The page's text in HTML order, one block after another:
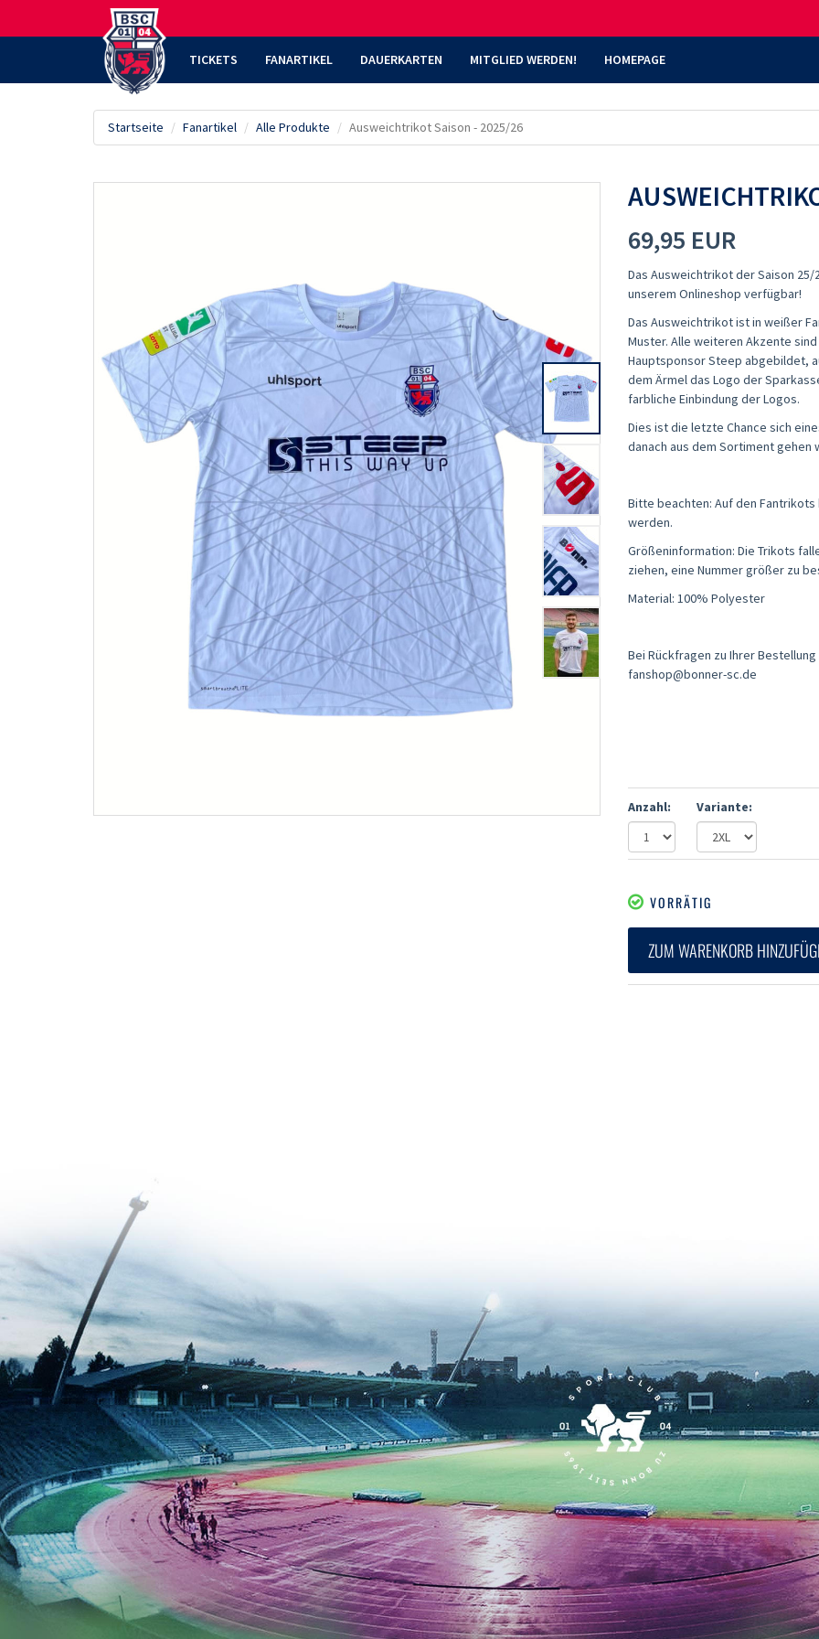
TICKETS FANARTIKEL DAUERKARTEN MITGLIED WERDEN! HOMEPAGE
Startseite Fanartikel Alle Produkte Ausweichtrikot Saison - 2025/26
69,95 EUR
Das Ausweichtrikot der Saison
unserem Onlineshop verfügbar!
Das Ausweichtrikot ist in weißer
Muster. Alle weiteren Akzente
Hauptsponsor Steep abgebildet,
dem Ärmel das Logo der
farbliche Einbindung der Logos.
Dies ist die letzte Chance sich
danach aus dem Sortiment gehen
Bitte beachten: Auf den
werden.
Größeninformation: Die Trikots
ziehen, eine Nummer größer zu
Material: 100% Polyester
Bei Rückfragen zu Ihrer
fanshop@bonner-sc.de
Anzahl: Variante:
VORRÄTIG
ZUM WARENKORB